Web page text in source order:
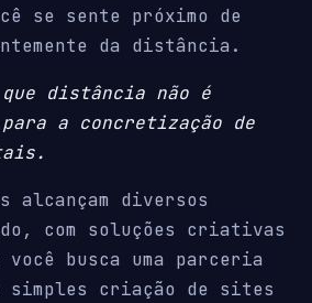
se sente próximo de
da distância.
que distância não é
para a concretização de
alcançam diversos
com soluções criativas
busca uma parceria
simples criação de sites